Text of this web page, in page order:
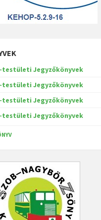
testületi Jegyzőkönyvek
testületi Jegyzőkönyvek
testületi Jegyzőkönyvek
testületi Jegyzőkönyvek